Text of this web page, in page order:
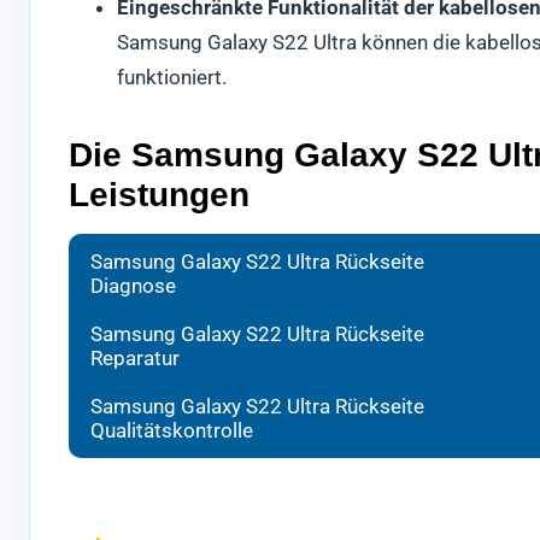
Eingeschränkte Funktionalität der
Samsung Galaxy S22 Ultra können die
funktioniert.
Die Samsung Galaxy S22
Leistungen
Samsung Galaxy S22 Ultra Rückseite
Diagnose
Samsung Galaxy S22 Ultra Rückseite
Reparatur
Samsung Galaxy S22 Ultra Rückseite
Qualitätskontrolle